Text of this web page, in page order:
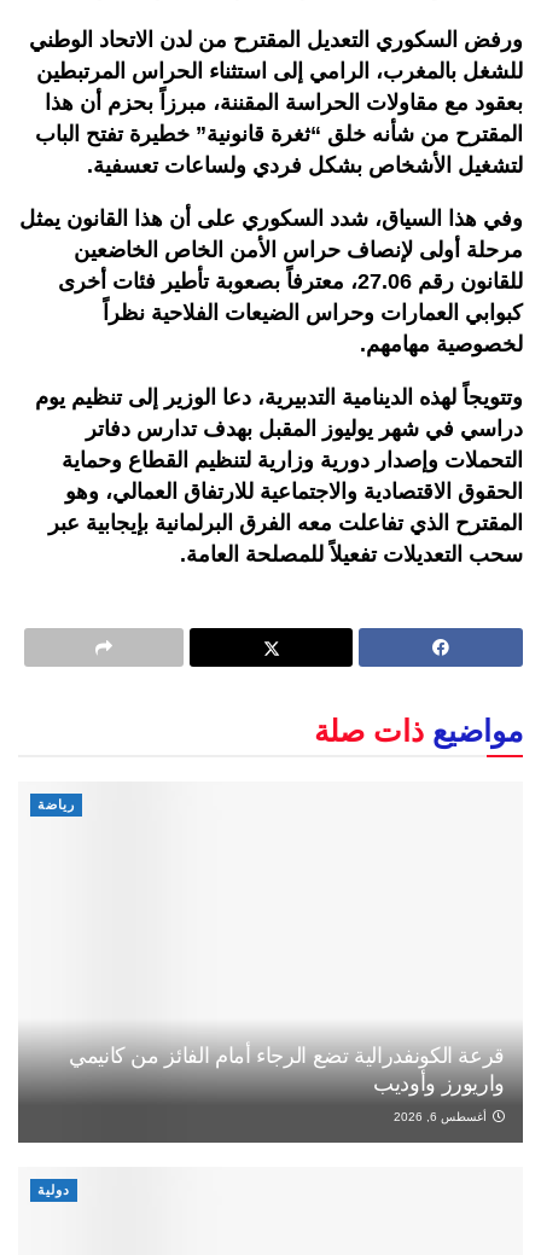
ورفض السكوري التعديل المقترح من لدن الاتحاد الوطني
للشغل بالمغرب، الرامي إلى استثناء الحراس المرتبطين
بعقود مع مقاولات الحراسة المقننة، مبرزاً بحزم أن هذا
المقترح من شأنه خلق “ثغرة قانونية” خطيرة تفتح الباب
لتشغيل الأشخاص بشكل فردي ولساعات تعسفية.
وفي هذا السياق، شدد السكوري على أن هذا القانون يمثل
مرحلة أولى لإنصاف حراس الأمن الخاص الخاضعين
للقانون رقم 27.06، معترفاً بصعوبة تأطير فئات أخرى
كبوابي العمارات وحراس الضيعات الفلاحية نظراً
لخصوصية مهامهم.
وتتويجاً لهذه الدينامية التدبيرية، دعا الوزير إلى تنظيم يوم
دراسي في شهر يوليوز المقبل بهدف تدارس دفاتر
التحملات وإصدار دورية وزارية لتنظيم القطاع وحماية
الحقوق الاقتصادية والاجتماعية للارتفاق العمالي، وهو
المقترح الذي تفاعلت معه الفرق البرلمانية بإيجابية عبر
سحب التعديلات تفعيلاً للمصلحة العامة.
مواضيع ذات صلة
رياضة
قرعة الكونفدرالية تضع الرجاء أمام الفائز من كانيمي
واريورز وأوديب
أغسطس 6, 2026
دولية